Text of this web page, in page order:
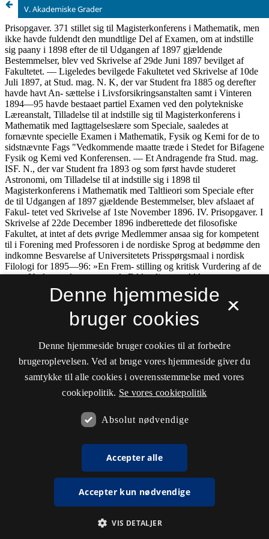
V. Akademiske Grader
×
Denne hjemmeside
bruger cookies
Denne hjemmeside bruger cookies til at forbedre
brugeroplevelsen. Ved at bruge vores hjemmeside giver du
samtykke til alle cookies i overensstemmelse med vores
cookiepolitik. Se vores cookiepolitik
Absolut nødvendige
Accepter alle
Accepter kun nødvendige
VIS DETALJER